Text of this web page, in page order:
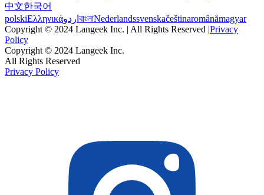
中文한국어
polskiΕλληνικάاردو বাংলাNederlandssvenskačeštinaromânămagyar
Copyright © 2024 Langeek Inc. | All Rights Reserved |Privacy
Policy
Copyright © 2024 Langeek Inc.
All Rights Reserved
Privacy Policy